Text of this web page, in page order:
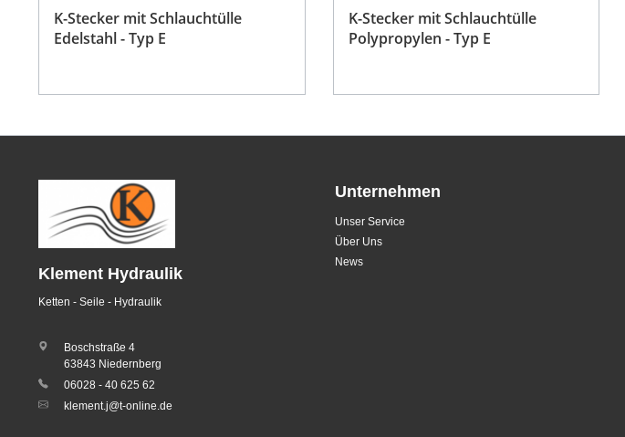
K-Stecker mit Schlauchtülle
Edelstahl - Typ E
K-Stecker mit Schlauchtülle
Polypropylen - Typ E
Klement Hydraulik
Ketten - Seile - Hydraulik
Boschstraße 4
63843 Niedernberg
06028 - 40 625 62
klement.j@t-online.de
Unternehmen
Unser Service
Über Uns
News